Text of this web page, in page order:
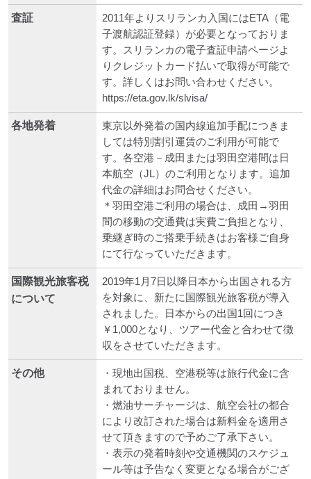
査証
2011年よりスリランカ入国にはETA（電
子渡航認証登録）が必要となっておりま
す。スリランカの電子査証申請ページよ
りクレジットカード払いで取得が可能で
す。詳しくはお問い合わせください。
https://eta.gov.lk/slvisa/
各地発着
東京以外発着の国内線追加手配につきま
しては特別割引運賃のご利用が可能で
す。各空港－成田または羽田空港間は日
本航空（JL）のご利用となります。追加
代金の詳細はお問合せください。
＊羽田空港ご利用の場合は、成田→羽田
間の移動の交通費は実費ご負担となり、
乗継ぎ時のご搭乗手続きはお客様ご自身
にて行なっていただきます。
国際観光旅客税
について
2019年1月7日以降日本から出国される方
を対象に、新たに国際観光旅客税が導入
されました。日本からの出国1回につき
￥1,000となり、ツアー代金と合わせて徴
収をさせていただきます。
その他
・現地出国税、空港税等は旅行代金に含
まれておりません。
・燃油サーチャージは、航空会社の都合
により改訂された場合は新料金を適用さ
せて頂きますので予めご了承下さい。
・表示の発着時刻や交通機関のスケジュ
ール等は予告なく変更となる場合がござ